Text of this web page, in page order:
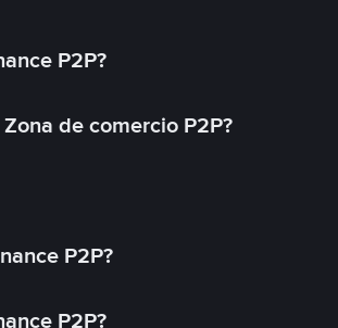
P2P?
de comercio P2P?
P2P?
P2P?